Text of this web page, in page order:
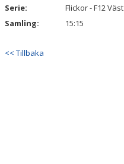
BILDGALLERI
DOKUMENT
KONTAKT
Serie:
Flickor - F12 Väst
Samling:
15:15
<< Tillbaka